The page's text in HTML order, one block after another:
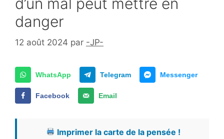
danger
12 août 2024 par -JP-
WhatsApp Telegram Messenger
Facebook Email
Imprimer la carte de la pensée !